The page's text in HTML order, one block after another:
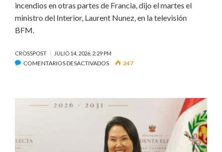
incendios en otras partes de Francia, dijo el martes el
ministro del Interior, Laurent Nunez, en la televisión
BFM.
CROSSPOST JULIO 14, 2026, 2:29 PM
COMENTARIOS DESACTIVADOSEN
BOSQUE
DE
FONTAINEBLEAU
HAN
CONSUMIDO
247